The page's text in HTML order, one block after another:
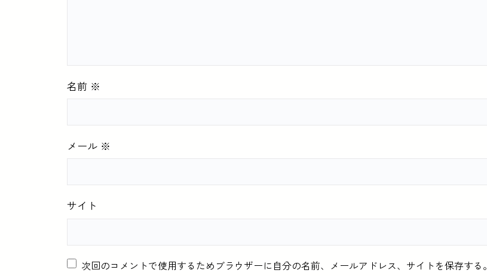
名前 ※
メール ※
サイト
次回のコメントで使用するためブラウザーに自分の名前、メールアドレス、サイトを保存する。